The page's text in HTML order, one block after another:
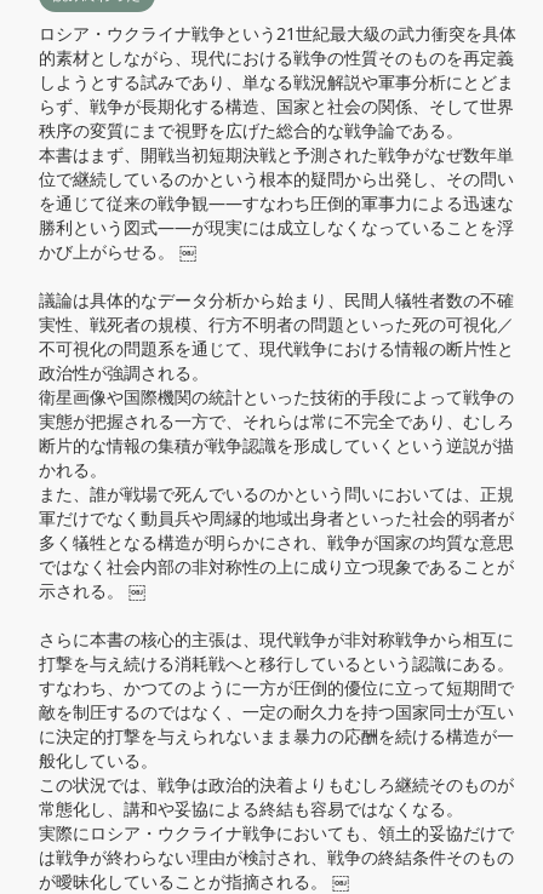
ロシア・ウクライナ戦争という21世紀最大級の武力衝突を具体
的素材としながら、現代における戦争の性質そのものを再定義
しようとする試みであり、単なる戦況解説や軍事分析にとどま
らず、戦争が長期化する構造、国家と社会の関係、そして世界
秩序の変質にまで視野を広げた総合的な戦争論である。
本書はまず、開戦当初短期決戦と予測された戦争がなぜ数年単
位で継続しているのかという根本的疑問から出発し、その問い
を通じて従来の戦争観――すなわち圧倒的軍事力による迅速な
勝利という図式――が現実には成立しなくなっていることを浮
かび上がらせる。 ￼
議論は具体的なデータ分析から始まり、民間人犠牲者数の不確
実性、戦死者の規模、行方不明者の問題といった死の可視化／
不可視化の問題系を通じて、現代戦争における情報の断片性と
政治性が強調される。
衛星画像や国際機関の統計といった技術的手段によって戦争の
実態が把握される一方で、それらは常に不完全であり、むしろ
断片的な情報の集積が戦争認識を形成していくという逆説が描
かれる。
また、誰が戦場で死んでいるのかという問いにおいては、正規
軍だけでなく動員兵や周縁的地域出身者といった社会的弱者が
多く犠牲となる構造が明らかにされ、戦争が国家の均質な意思
ではなく社会内部の非対称性の上に成り立つ現象であることが
示される。 ￼
さらに本書の核心的主張は、現代戦争が非対称戦争から相互に
打撃を与え続ける消耗戦へと移行しているという認識にある。
すなわち、かつてのように一方が圧倒的優位に立って短期間で
敵を制圧するのではなく、一定の耐久力を持つ国家同士が互い
に決定的打撃を与えられないまま暴力の応酬を続ける構造が一
般化している。
この状況では、戦争は政治的決着よりもむしろ継続そのものが
常態化し、講和や妥協による終結も容易ではなくなる。
実際にロシア・ウクライナ戦争においても、領土的妥協だけで
は戦争が終わらない理由が検討され、戦争の終結条件そのもの
が曖昧化していることが指摘される。 ￼